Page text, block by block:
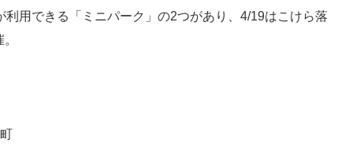
用できる「ミニパーク」の2つがあり、4/19はこけら落